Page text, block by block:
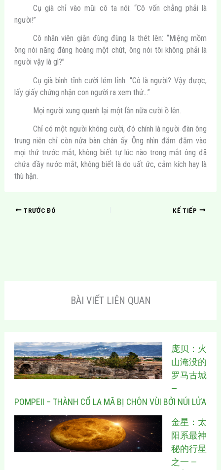
BÀI VIẾT LIÊN QUAN
庞贝：火
山淹没的
罗马古城
—
POMPEII – THÀNH CỔ LA MÃ BỊ CHÔN VÙI BỞI NÚI LỬA
金星：太
阳系最神
秘的行星
之一 —
Cụ già chỉ vào mũi cô ta nói: “Cô vốn chẳng phải là
người!”
Cô nhân viên giận đùng đùng la thét lên: “Miệng mồm
ông nói năng đàng hoàng một chút, ông nói tôi không phải là
người vậy là gì?”
Cụ già bình tĩnh cười lém lỉnh: “Cô là người? Vậy được,
lấy giấy chứng nhận con người ra xem thử…”
Mọi người xung quanh lại một lần nữa cười ồ lên.
Chỉ có một người không cười, đó chính là người đàn ông
trung niên chỉ còn nửa bàn chân ấy. Ông nhìn đăm đăm vào
mọi thứ trước mắt, không biết tự lúc nào trong mắt ông đã
chứa đầy nước mắt, không biết là do uất ức, cảm kích hay là
thù hận.
TRƯỚC ĐÓ KẾ TIẾP